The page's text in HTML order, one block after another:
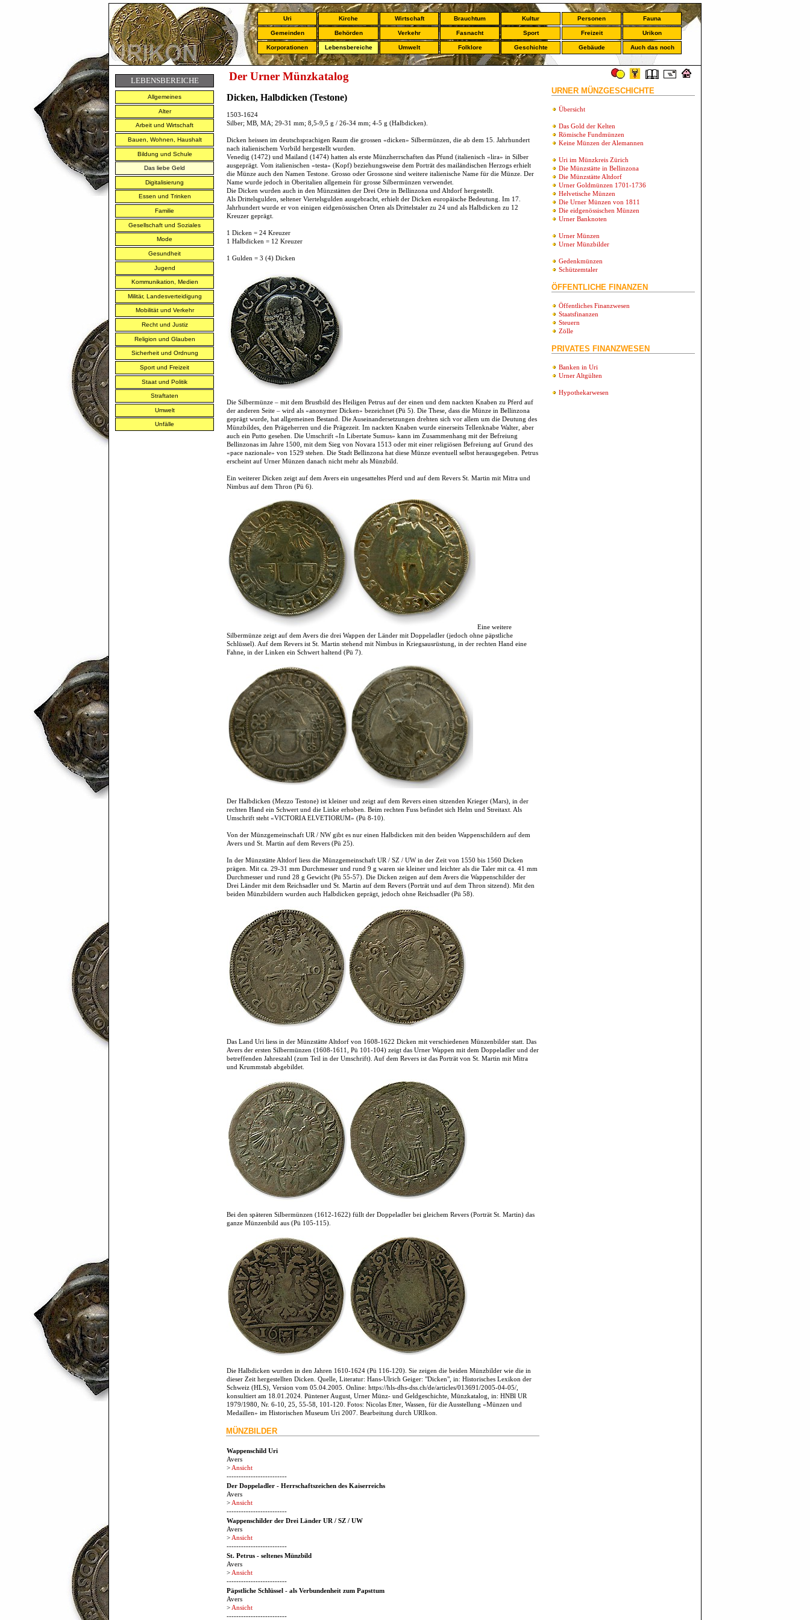
Uri Kirche Wirtschaft Brauchtum Kultur Personen Fauna
Gemeinden Behörden Verkehr Fasnacht Sport Freizeit Urikon
Korporationen Lebensbereiche Umwelt Folklore Geschichte Gebäude Auch das noch
LEBENSBEREICHE
Allgemeines
Alter
Arbeit und Wirtschaft
Bauen, Wohnen, Haushalt
Bildung und Schule
Das liebe Geld
Digitalisierung
Essen und Trinken
Familie
Gesellschaft und Soziales
Mode
Gesundheit
Jugend
Kommunikation, Medien
Militär, Landesverteidigung
Mobilität und Verkehr
Recht und Justiz
Religion und Glauben
Sicherheit und Ordnung
Sport und Freizeit
Staat und Politik
Straftaten
Umwelt
Unfälle
Der Urner Münzkatalog
Dicken, Halbdicken (Testone)
1503-1624
Silber; MB, MA; 29-31 mm; 8,5-9,5 g / 26-34 mm; 4-5 g (Halbdicken).
Dicken heissen im deutschsprachigen Raum die grossen «dicken» Silbermünzen, die ab dem 15. Jahrhundert
nach italienischem Vorbild hergestellt wurden.
Venedig (1472) und Mailand (1474) hatten als erste Münzherrschaften das Pfund (italienisch «lira» in Silber
ausgeprägt. Vom italienischen «testa» (Kopf) beziehungsweise dem Porträt des mailändischen Herzogs erhielt
die Münze auch den Namen Testone. Grosso oder Grossone sind weitere italienische Name für die Münze. Der
Name wurde jedoch in Oberitalien allgemein für grosse Silbermünzen verwendet.
Die Dicken wurden auch in den Münzstätten der Drei Orte in Bellinzona und Altdorf hergestellt.
Als Drittelsgulden, seltener Viertelsgulden ausgebracht, erhielt der Dicken europäische Bedeutung. Im 17.
Jahrhundert wurde er von einigen eidgenössischen Orten als Drittelstaler zu 24 und als Halbdicken zu 12
Kreuzer geprägt.
1 Dicken = 24 Kreuzer
1 Halbdicken = 12 Kreuzer
1 Gulden = 3 (4) Dicken
Die Silbermünze – mit dem Brustbild des Heiligen Petrus auf der einen und dem nackten Knaben zu Pferd auf
der anderen Seite – wird als «anonymer Dicken» bezeichnet (Pü 5). Die These, dass die Münze in Bellinzona
geprägt wurde, hat allgemeinen Bestand. Die Auseinandersetzungen drehten sich vor allem um die Deutung des
Münzbildes, den Prägeherren und die Prägezeit. Im nackten Knaben wurde einerseits Tellenknabe Walter, aber
auch ein Putto gesehen. Die Umschrift «In Libertate Sumus» kann im Zusammenhang mit der Befreiung
Bellinzonas im Jahre 1500, mit dem Sieg von Novara 1513 oder mit einer religiösen Befreiung auf Grund des
«pace nazionale» von 1529 stehen. Die Stadt Bellinzona hat diese Münze eventuell selbst herausgegeben. Petrus
erscheint auf Urner Münzen danach nicht mehr als Münzbild.
Ein weiterer Dicken zeigt auf dem Avers ein ungesatteltes Pferd und auf dem Revers St. Martin mit Mitra und
Nimbus auf dem Thron (Pü 6).
Eine weitere
Silbermünze zeigt auf dem Avers die drei Wappen der Länder mit Doppeladler (jedoch ohne päpstliche
Schlüssel). Auf dem Revers ist St. Martin stehend mit Nimbus in Kriegsausrüstung, in der rechten Hand eine
Fahne, in der Linken ein Schwert haltend (Pü 7).
Der Halbdicken (Mezzo Testone) ist kleiner und zeigt auf dem Revers einen sitzenden Krieger (Mars), in der
rechten Hand ein Schwert und die Linke erhoben. Beim rechten Fuss befindet sich Helm und Streitaxt. Als
Umschrift steht «VICTORIA ELVETIORUM» (Pü 8-10).
Von der Münzgemeinschaft UR / NW gibt es nur einen Halbdicken mit den beiden Wappenschildern auf dem
Avers und St. Martin auf dem Revers (Pü 25).
In der Münzstätte Altdorf liess die Münzgemeinschaft UR / SZ / UW in der Zeit von 1550 bis 1560 Dicken
prägen. Mit ca. 29-31 mm Durchmesser und rund 9 g waren sie kleiner und leichter als die Taler mit ca. 41 mm
Durchmesser und rund 28 g Gewicht (Pü 55-57). Die Dicken zeigen auf dem Avers die Wappenschilder der
Drei Länder mit dem Reichsadler und St. Martin auf dem Revers (Porträt und auf dem Thron sitzend). Mit den
beiden Münzbildern wurden auch Halbdicken geprägt, jedoch ohne Reichsadler (Pü 58).
Das Land Uri liess in der Münzstätte Altdorf von 1608-1622 Dicken mit verschiedenen Münzenbilder statt. Das
Avers der ersten Silbermünzen (1608-1611, Pü 101-104) zeigt das Urner Wappen mit dem Doppeladler und der
betreffenden Jahreszahl (zum Teil in der Umschrift). Auf dem Revers ist das Porträt von St. Martin mit Mitra
und Krummstab abgebildet.
Bei den späteren Silbermünzen (1612-1622) füllt der Doppeladler bei gleichem Revers (Porträt St. Martin) das
ganze Münzenbild aus (Pü 105-115).
Die Halbdicken wurden in den Jahren 1610-1624 (Pü 116-120). Sie zeigen die beiden Münzbilder wie die in
dieser Zeit hergestellten Dicken. Quelle, Literatur: Hans-Ulrich Geiger: "Dicken", in: Historisches Lexikon der
Schweiz (HLS), Version vom 05.04.2005. Online: https://hls-dhs-dss.ch/de/articles/013691/2005-04-05/,
konsultiert am 18.01.2024. Püntener August, Urner Münz- und Geldgeschichte, Münzkatalog, in: HNBl UR
1979/1980, Nr. 6-10, 25, 55-58, 101-120. Fotos: Nicolas Etter, Wassen, für die Ausstellung «Münzen und
Medaillen» im Historischen Museum Uri 2007. Bearbeitung durch URIkon.
MÜNZBILDER
Wappenschild Uri
Avers
> Ansicht
-------------------------
Der Doppeladler - Herrschaftszeichen des Kaiserreichs
Avers
> Ansicht
-------------------------
Wappenschilder der Drei Länder UR / SZ / UW
Avers
> Ansicht
-------------------------
St. Petrus - seltenes Münzbild
Avers
> Ansicht
-------------------------
Päpstliche Schlüssel - als Verbundenheit zum Papsttum
Avers
> Ansicht
-------------------------
URNER MÜNZGESCHICHTE
Übersicht
Das Gold der Kelten
Römische Fundmünzen
Keine Münzen der Alemannen
Uri im Münzkreis Zürich
Die Münzstätte in Bellinzona
Die Münzstätte Altdorf
Urner Goldmünzen 1701-1736
Helvetische Münzen
Die Urner Münzen von 1811
Die eidgenössischen Münzen
Urner Banknoten
Urner Münzen
Urner Münzbilder
Gedenkmünzen
Schützemtaler
ÖFFENTLICHE FINANZEN
Öffentliches Finanzwesen
Staatsfinanzen
Steuern
Zölle
PRIVATES FINANZWESEN
Banken in Uri
Urner Altgülten
Hypothekarwesen